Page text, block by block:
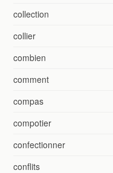
collection
collier
combien
comment
compas
compotier
confectionner
conflits